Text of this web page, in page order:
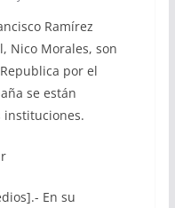
Ramírez
Nico Morales, son
por el
se están
instituciones.
En su